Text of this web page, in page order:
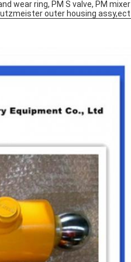
wear ring, PM S valve, PM mixer
outer housing assy,ect